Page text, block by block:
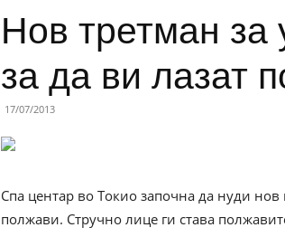
Нов третман за
за да ви лазат
17/07/2013
Спа центар во Токио започна да нуди нов
полжави. Стручно лице ги става